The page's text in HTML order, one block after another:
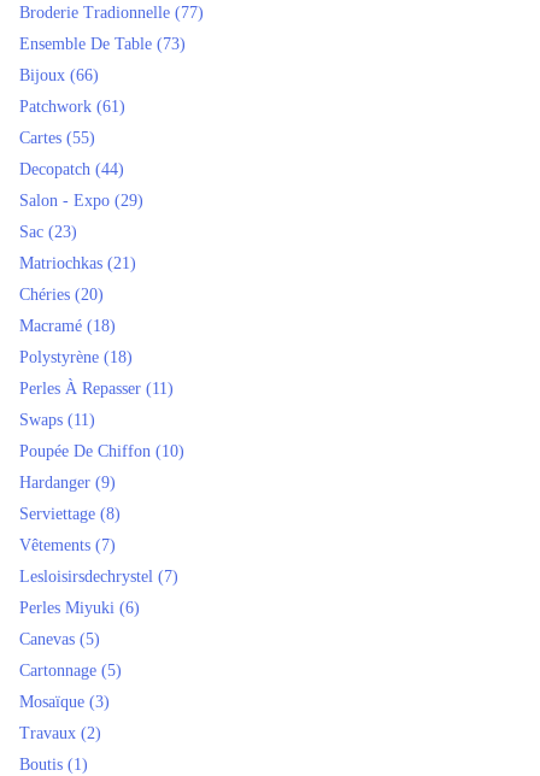
Broderie Tradionnelle (77)
Ensemble De Table (73)
Bijoux (66)
Patchwork (61)
Cartes (55)
Decopatch (44)
Salon - Expo (29)
Sac (23)
Matriochkas (21)
Chéries (20)
Macramé (18)
Polystyrène (18)
Perles À Repasser (11)
Swaps (11)
Poupée De Chiffon (10)
Hardanger (9)
Serviettage (8)
Vêtements (7)
Lesloisirsdechrystel (7)
Perles Miyuki (6)
Canevas (5)
Cartonnage (5)
Mosaïque (3)
Travaux (2)
Boutis (1)